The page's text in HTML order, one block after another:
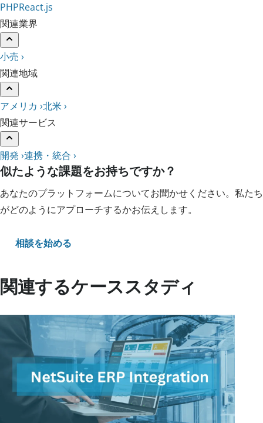
PHPReact.js
関連業界
小売 ›
関連地域
アメリカ ›北米 ›
関連サービス
開発 ›連携・統合 ›
似たような課題をお持ちですか？
あなたのプラットフォームについてお聞かせください。私たち
がどのようにアプローチするかお伝えします。
相談を始める
関連するケーススタディ